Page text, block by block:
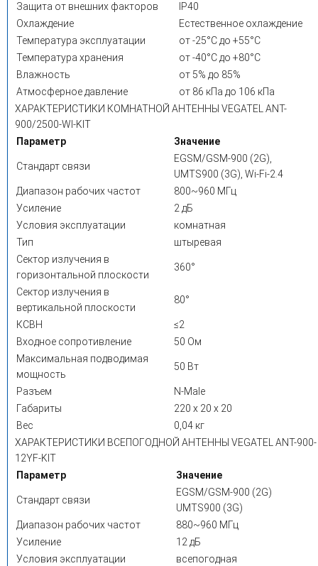
Защита от внешних факторов
IP40
Охлаждение
Естественное охлаждение
Температура эксплуатации
от -25°C до +55°C
Температура хранения
от -40°C до +80°C
Влажность
от 5% до 85%
Атмосферное давление
от 86 кПа до 106 кПа
ХАРАКТЕРИСТИКИ КОМНАТНОЙ АНТЕННЫ VEGATEL ANT-
900/2500-WI-KIT
Параметр
Значение
Стандарт связи
EGSM/GSM-900 (2G),
UMTS900 (3G), Wi-Fi-2.4
Диапазон рабочих частот
800~960 МГц
Усиление
2 дБ
Условия эксплуатации
комнатная
Тип
штыревая
Сектор излучения в
горизонтальной плоскости
360°
Сектор излучения в
вертикальной плоскости
80°
КСВН
≤2
Входное сопротивление
50 Ом
Максимальная подводимая
мощность
50 Вт
Разъем
N-Male
Габариты
220 х 20 х 20
Вес
0,04 кг
ХАРАКТЕРИСТИКИ ВСЕПОГОДНОЙ АНТЕННЫ VEGATEL ANT-900-
12YF-KIT
Параметр
Значение
Стандарт связи
EGSM/GSM-900 (2G)
UMTS900 (3G)
Диапазон рабочих частот
880~960 МГц
Усиление
12 дБ
Условия эксплуатации
всепогодная